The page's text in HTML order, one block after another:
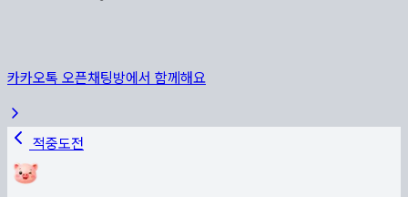
카카오톡 오픈채팅방에서 함께해요
적중도전